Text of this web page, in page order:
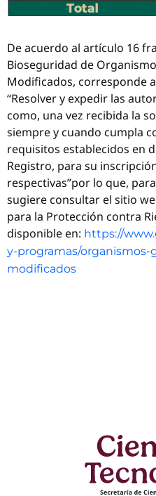
De acuerdo al artículo 16
Bioseguridad de
Modificados, corresponde
“Resolver y expedir las
como, una vez recibida la
siempre y cuando cumpla
requisitos establecidos en
Registro, para su
respectivas”por lo que,
sugiere consultar el sitio
para la Protección contra
disponible en: https://
y-programas/
modificados